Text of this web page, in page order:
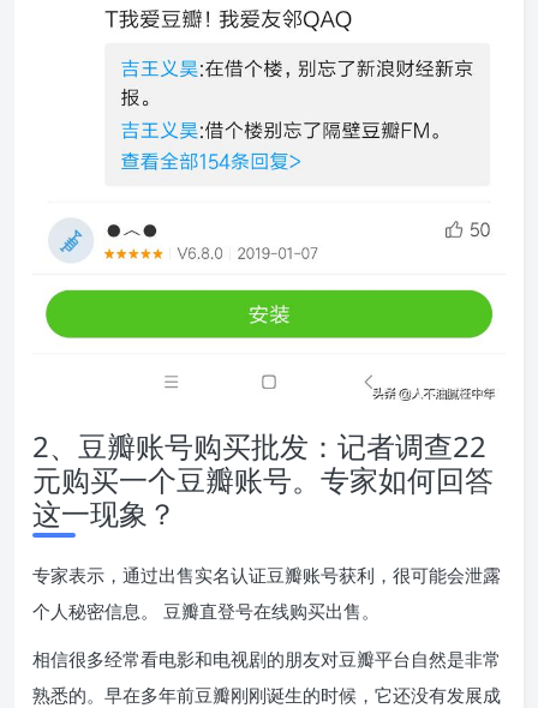
2、豆瓣账号购买批发：记者调查22
元购买一个豆瓣账号。专家如何回答
这一现象？
专家表示，通过出售实名认证豆瓣账号获利，很可能会泄露
个人秘密信息。 豆瓣直登号在线购买出售。
相信很多经常看电影和电视剧的朋友对豆瓣平台自然是非常
熟悉的。早在多年前豆瓣刚刚诞生的时候，它还没有发展成